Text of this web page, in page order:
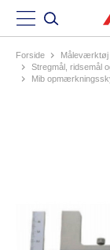
Forside måleværktøj
stregmål, ridsemål
mib